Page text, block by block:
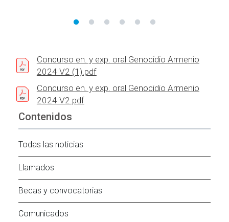
Concurso en. y exp. oral Genocidio Armenio
2024 V2 (1).pdf
Concurso en. y exp. oral Genocidio Armenio
2024 V2.pdf
Contenidos
Todas las noticias
Llamados
Becas y convocatorias
Comunicados